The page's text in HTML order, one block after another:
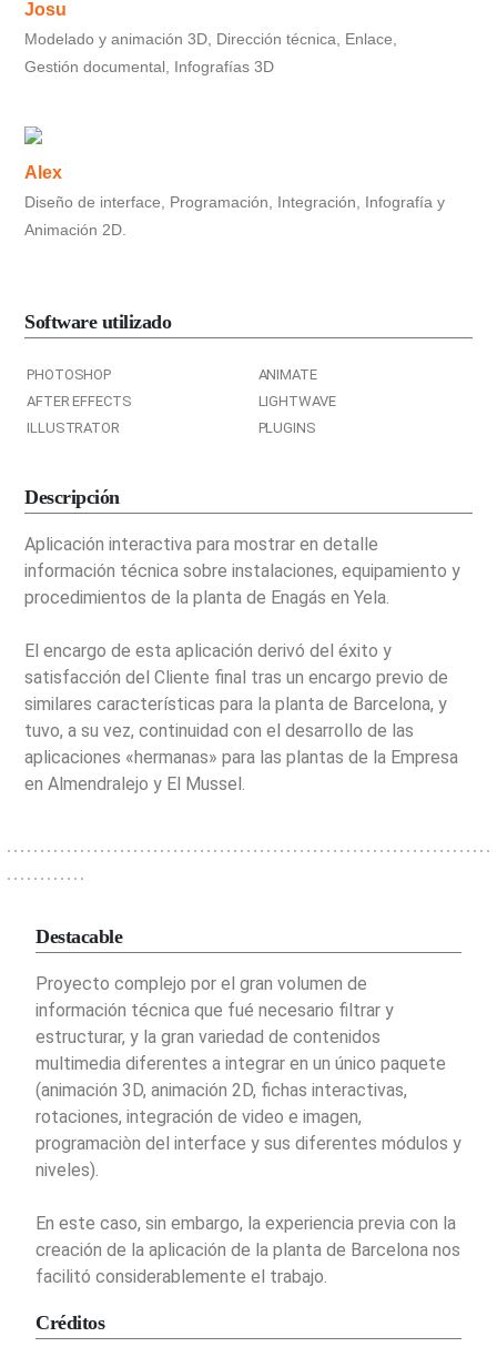
Josu
Modelado y animación 3D, Dirección técnica, Enlace,
Gestión documental, Infografías 3D
Alex
Diseño de interface, Programación, Integración, Infografía y
Animación 2D.
Software utilizado
PHOTOSHOP
AFTER EFFECTS
ILLUSTRATOR
ANIMATE
LIGHTWAVE
PLUGINS
Descripción
Aplicación interactiva para mostrar en detalle
información técnica sobre instalaciones, equipamiento y
procedimientos de la planta de Enagás en Yela.
El encargo de esta aplicación derivó del éxito y
satisfacción del Cliente final tras un encargo previo de
similares características para la planta de Barcelona, y
tuvo, a su vez, continuidad con el desarrollo de las
aplicaciones «hermanas» para las plantas de la Empresa
en Almendralejo y El Mussel.
Destacable
Proyecto complejo por el gran volumen de
información técnica que fué necesario filtrar y
estructurar, y la gran variedad de contenidos
multimedia diferentes a integrar en un único paquete
(animación 3D, animación 2D, fichas interactivas,
rotaciones, integración de video e imagen,
programaciòn del interface y sus diferentes módulos y
niveles).
En este caso, sin embargo, la experiencia previa con la
creación de la aplicación de la planta de Barcelona nos
facilitó considerablemente el trabajo.
Créditos